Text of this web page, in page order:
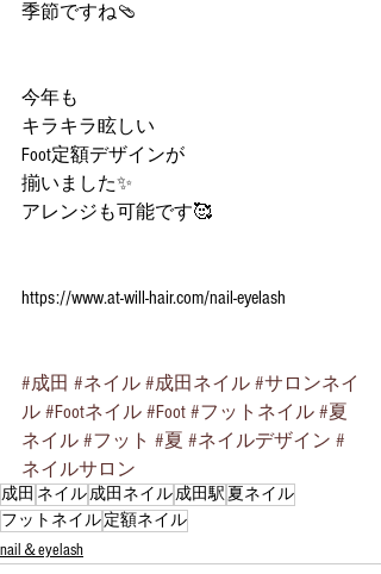
季節ですね🩴
今年も
キラキラ眩しい
Foot定額デザインが
揃いました✨
アレンジも可能です🥰
https://www.at-will-hair.com/nail-eyelash
#成田 #ネイル #成田ネイル #サロンネイ
ル #Footネイル #Foot #フットネイル #夏
ネイル #フット #夏 #ネイルデザイン #
ネイルサロン
成田 ネイル成田ネイル成田駅 夏ネイル
フットネイル定額ネイル
nail＆eyelash